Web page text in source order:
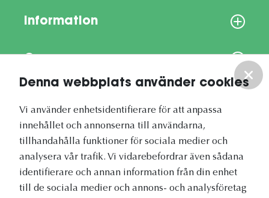
Denna webbplats använder cookies
Vi använder enhetsidentifierare för att anpassa
innehållet och annonserna till användarna,
tillhandahålla funktioner för sociala medier och
analysera vår trafik. Vi vidarebefordrar även sådana
identifierare och annan information från din enhet
till de sociala medier och annons- och analysföretag
Information
Vetapotek.se är en del av
Evidensia Djursjukvård